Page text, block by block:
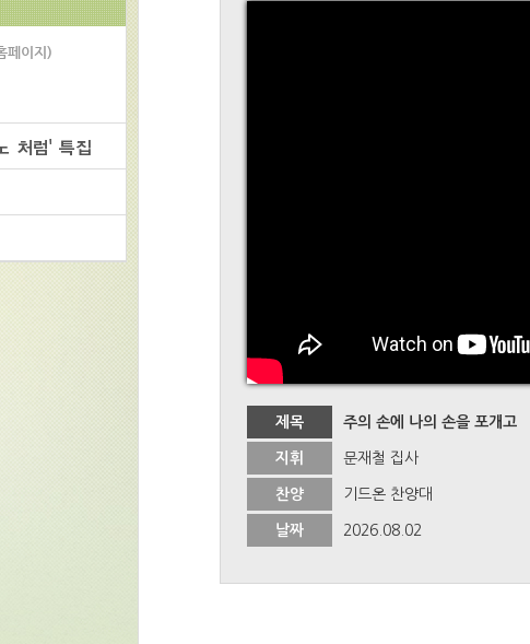
제목 주의 손에 나의 손을 포개고
지휘 문재철 집사
찬양 기드온 찬양대
날짜 2026.08.02